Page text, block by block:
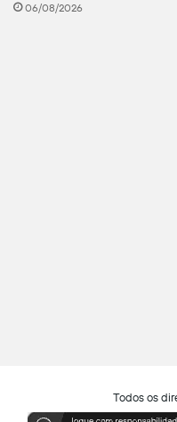
06/08/2026
Todos os